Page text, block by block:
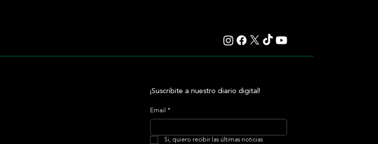
¡Suscribite a nuestro diario digital!
Email *
Si, quiero recibir las últimas noticias